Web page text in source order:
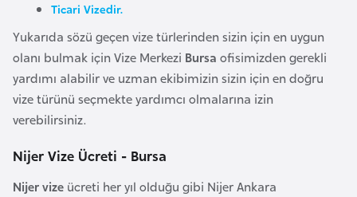
Ticari Vizedir.
Yukarıda sözü geçen vize türlerinden sizin için en uygun
olanı bulmak için Vize Merkezi Bursa ofisimizden gerekli
yardımı alabilir ve uzman ekibimizin sizin için en doğru
vize türünü seçmekte yardımcı olmalarına izin
verebilirsiniz.
Nijer Vize Ücreti - Bursa
Nijer vize ücreti her yıl olduğu gibi Nijer Ankara
g
a
r
i
s
a
n